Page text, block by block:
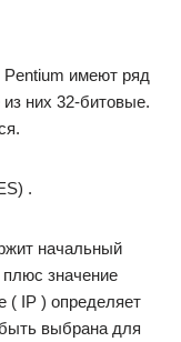
имеют ряд
них 32-битовые.
.
начальный
значение
( IP ) определяет
выбрана для